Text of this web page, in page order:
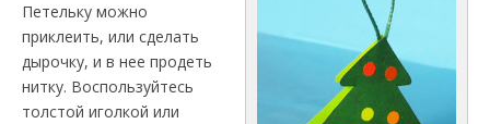
Петельку можно
приклеить, или сделать
дырочку, и в нее продеть
нитку. Воспользуйтесь
толстой иголкой или